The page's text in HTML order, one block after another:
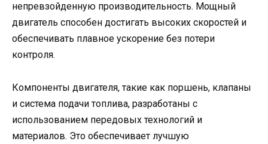
непревзойденную производительность. Мощный
двигатель способен достигать высоких скоростей и
обеспечивать плавное ускорение без потери
контроля.
Компоненты двигателя, такие как поршень, клапаны
и система подачи топлива, разработаны с
использованием передовых технологий и
материалов. Это обеспечивает лучшую